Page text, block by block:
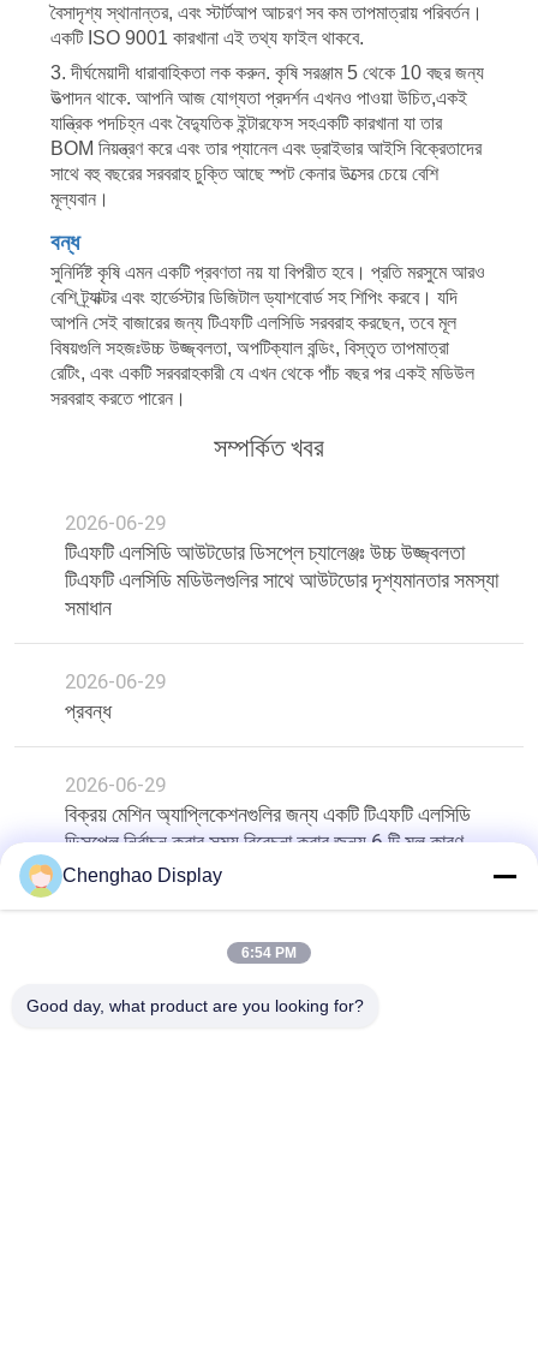
বৈসাদৃশ্য স্থানান্তর, এবং স্টার্টআপ আচরণ সব কম তাপমাত্রায় পরিবর্তন।
একটি ISO 9001 কারখানা এই তথ্য ফাইল থাকবে.
3. দীর্ঘমেয়াদী ধারাবাহিকতা লক করুন. কৃষি সরঞ্জাম 5 থেকে 10 বছর জন্য
উত্পাদন থাকে. আপনি আজ যোগ্যতা প্রদর্শন এখনও পাওয়া উচিত,একই
যান্ত্রিক পদচিহ্ন এবং বৈদ্যুতিক ইন্টারফেস সহএকটি কারখানা যা তার
BOM নিয়ন্ত্রণ করে এবং তার প্যানেল এবং ড্রাইভার আইসি বিক্রেতাদের
সাথে বহু বছরের সরবরাহ চুক্তি আছে স্পট কেনার উত্সের চেয়ে বেশি
মূল্যবান।
বন্ধ
সুনির্দিষ্ট কৃষি এমন একটি প্রবণতা নয় যা বিপরীত হবে। প্রতি মরসুমে আরও
বেশি ট্র্যাক্টর এবং হার্ভেস্টার ডিজিটাল ড্যাশবোর্ড সহ শিপিং করবে। যদি
আপনি সেই বাজারের জন্য টিএফটি এলসিডি সরবরাহ করছেন, তবে মূল
বিষয়গুলি সহজঃউচ্চ উজ্জ্বলতা, অপটিক্যাল বন্ডিং, বিস্তৃত তাপমাত্রা
রেটিং, এবং একটি সরবরাহকারী যে এখন থেকে পাঁচ বছর পর একই মডিউল
সরবরাহ করতে পারেন।
সম্পর্কিত খবর
2026-06-29
টিএফটি এলসিডি আউটডোর ডিসপ্লে চ্যালেঞ্জঃ উচ্চ উজ্জ্বলতা
টিএফটি এলসিডি মডিউলগুলির সাথে আউটডোর দৃশ্যমানতার সমস্যা
সমাধান
2026-06-29
প্রবন্ধ
2026-06-29
বিক্রয় মেশিন অ্যাপ্লিকেশনগুলির জন্য একটি টিএফটি এলসিডি
ডিসপ্লে নির্বাচন করার সময় বিবেচনা করার জন্য 6 টি মূল কারণ
শীর্ষ
Chenghao Display
6:54 PM
Good day, what product are you looking for?